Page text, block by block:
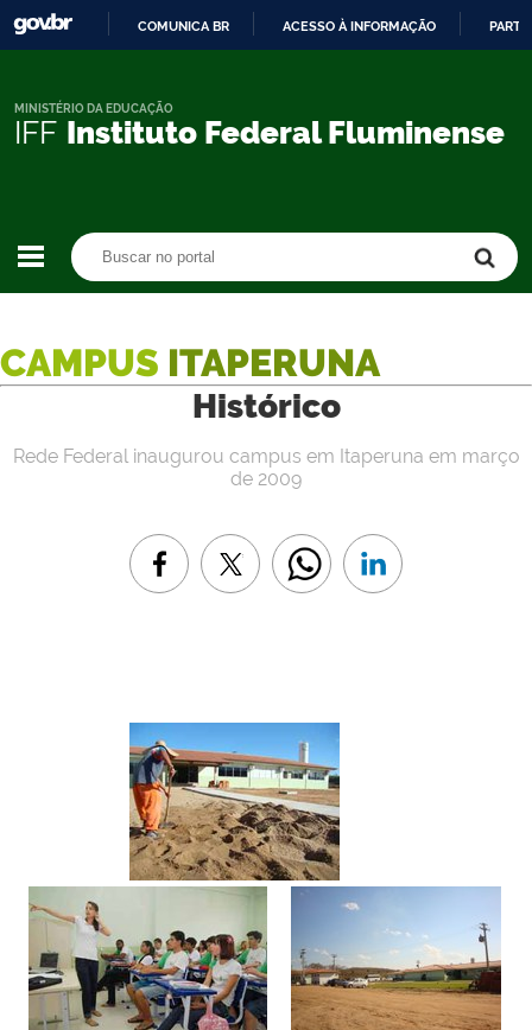
CONTEÚDO
COMUNICA BR ACESSO À INFORMAÇÃO
IFF Instituto Federal Fluminense
MINISTÉRIO DA EDUCAÇÃO
CAMPUS ITAPERUNA
Histórico
Rede Federal inaugurou campus em Itaperuna em março
de 2009